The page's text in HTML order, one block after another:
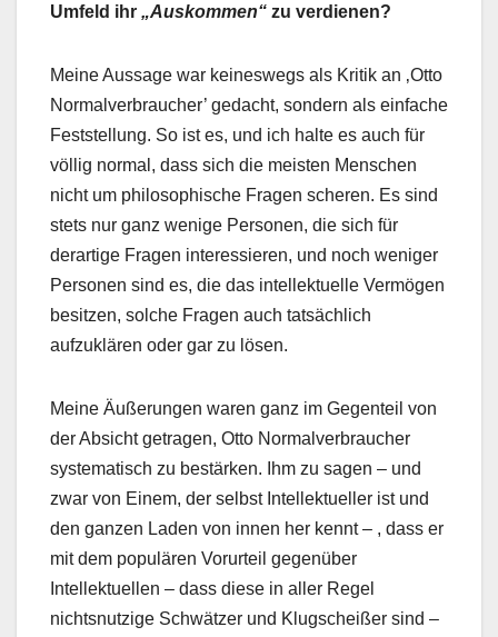
Umfeld ihr „Auskommen“ zu verdienen?
Meine Aussage war keineswegs als Kritik an ‚Otto
Normalverbraucher’ gedacht, sondern als einfache
Feststellung. So ist es, und ich halte es auch für
völlig normal, dass sich die meisten Menschen
nicht um philosophische Fragen scheren. Es sind
stets nur ganz wenige Personen, die sich für
derartige Fragen interessieren, und noch weniger
Personen sind es, die das intellektuelle Vermögen
besitzen, solche Fragen auch tatsächlich
aufzuklären oder gar zu lösen.
Meine Äußerungen waren ganz im Gegenteil von
der Absicht getragen, Otto Normalverbraucher
systematisch zu bestärken. Ihm zu sagen – und
zwar von Einem, der selbst Intellektueller ist und
den ganzen Laden von innen her kennt – , dass er
mit dem populären Vorurteil gegenüber
Intellektuellen – dass diese in aller Regel
nichtsnutzige Schwätzer und Klugscheißer sind –